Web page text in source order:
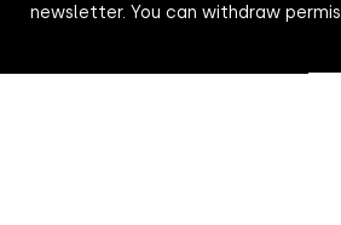
newsletter. You can withdraw